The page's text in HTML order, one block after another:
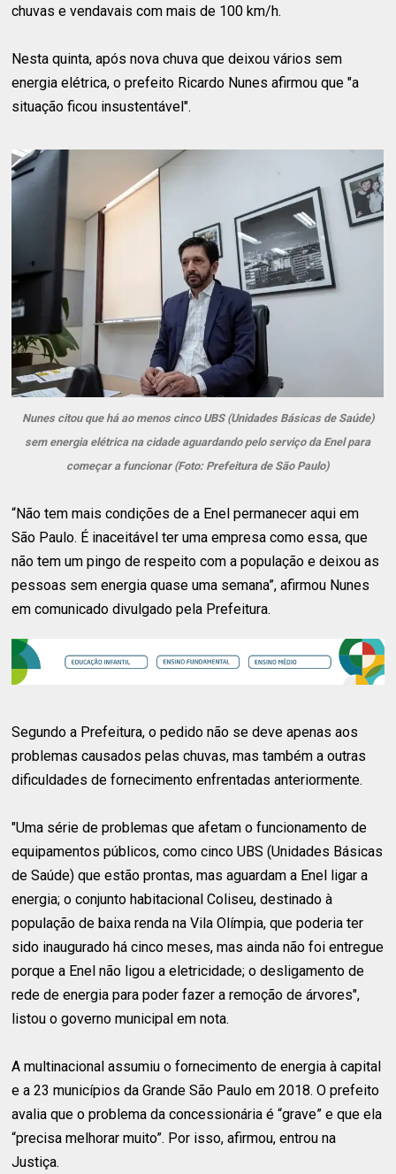
chuvas e vendavais com mais de 100 km/h.
Nesta quinta, após nova chuva que deixou vários sem
energia elétrica, o prefeito Ricardo Nunes afirmou que "a
situação ficou insustentável".
Nunes citou que há ao menos cinco UBS (Unidades Básicas de Saúde)
sem energia elétrica na cidade aguardando pelo serviço da Enel para
começar a funcionar (Foto: Prefeitura de São Paulo)
“Não tem mais condições de a Enel permanecer aqui em
São Paulo. É inaceitável ter uma empresa como essa, que
não tem um pingo de respeito com a população e deixou as
pessoas sem energia quase uma semana”, afirmou Nunes
em comunicado divulgado pela Prefeitura.
Segundo a Prefeitura, o pedido não se deve apenas aos
problemas causados pelas chuvas, mas também a outras
dificuldades de fornecimento enfrentadas anteriormente.
"Uma série de problemas que afetam o funcionamento de
equipamentos públicos, como cinco UBS (Unidades Básicas
de Saúde) que estão prontas, mas aguardam a Enel ligar a
energia; o conjunto habitacional Coliseu, destinado à
população de baixa renda na Vila Olímpia, que poderia ter
sido inaugurado há cinco meses, mas ainda não foi entregue
porque a Enel não ligou a eletricidade; o desligamento de
rede de energia para poder fazer a remoção de árvores",
listou o governo municipal em nota.
A multinacional assumiu o fornecimento de energia à capital
e a 23 municípios da Grande São Paulo em 2018. O prefeito
avalia que o problema da concessionária é “grave” e que ela
“precisa melhorar muito”. Por isso, afirmou, entrou na
Justiça.